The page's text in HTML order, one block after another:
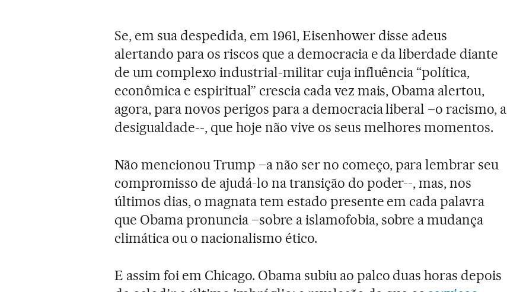
Se, em sua despedida, em 1961, Eisenhower disse adeus
alertando para os riscos que a democracia e da liberdade diante
de um complexo industrial-militar cuja influência “política,
econômica e espiritual” crescia cada vez mais, Obama alertou,
agora, para novos perigos para a democracia liberal –o racismo, a
desigualdade--, que hoje não vive os seus melhores momentos.
Não mencionou Trump –a não ser no começo, para lembrar seu
compromisso de ajudá-lo na transição do poder--, mas, nos
últimos dias, o magnata tem estado presente em cada palavra
que Obama pronuncia –sobre a islamofobia, sobre a mudança
climática ou o nacionalismo ético.
E assim foi em Chicago. Obama subiu ao palco duas horas depois